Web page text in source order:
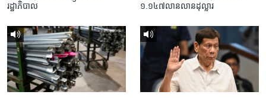
រដ្ឋាភិបាល
១.១៤៧​លានលាន​ដុល្លារ